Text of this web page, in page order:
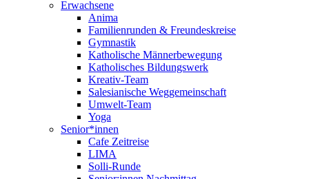
Erwachsene
Anima
Familienrunden & Freundeskreise
Gymnastik
Katholische Männerbewegung
Katholisches Bildungswerk
Kreativ-Team
Salesianische Weggemeinschaft
Umwelt-Team
Yoga
Senior*innen
Cafe Zeitreise
LIMA
Solli-Runde